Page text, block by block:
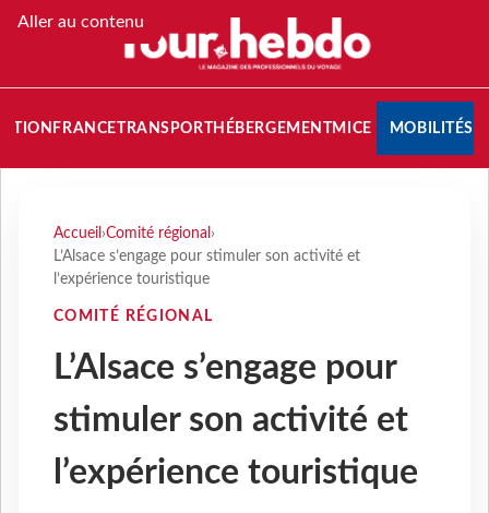
Aller au contenu
FRANCETRANSPORT HÉBERGEMENTMICE MOBILITÉS
Accueil ›Comité régional ›
L’Alsace s’engage pour stimuler son activité et
l’expérience touristique
COMITÉ RÉGIONAL
L’Alsace s’engage pour
stimuler son activité et
l’expérience touristique